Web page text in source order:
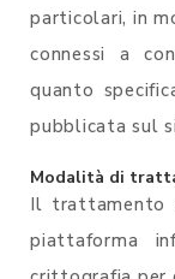
particolari, in
connessi a
quanto
pubblicata sul
Modalità di
Il trattamento
piattaforma